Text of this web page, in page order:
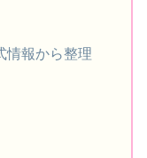
情報から整理